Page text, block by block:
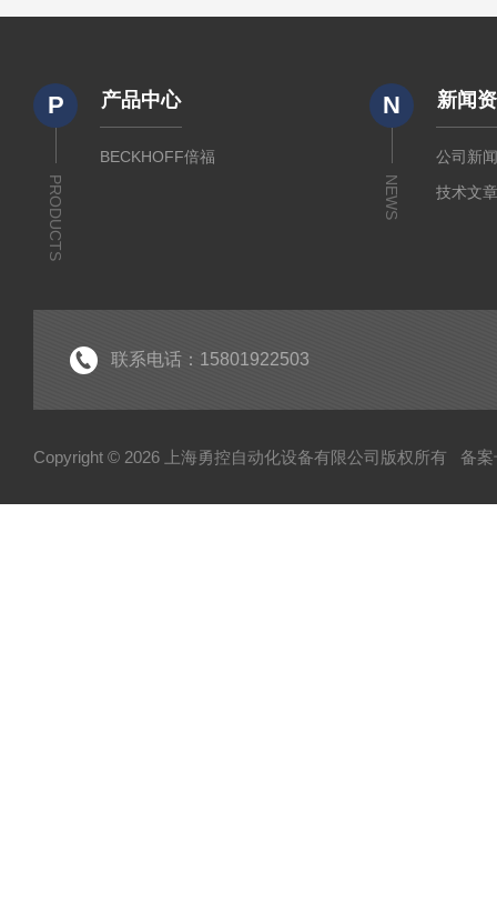
P
PRODUCTS
产品中心
BECKHOFF倍福
N
NEWS
新闻
公司新
技术文
联系电话：15801922503
Copyright © 2026 上海勇控自动化设备有限公司版权所有 备案